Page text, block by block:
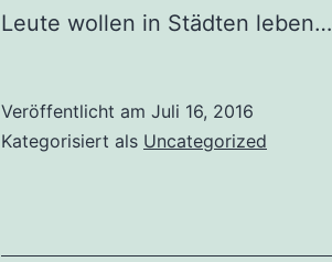
Leute wollen in Städten leben…
Veröffentlicht am Juli 16, 2016
Kategorisiert als Uncategorized